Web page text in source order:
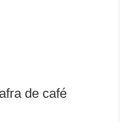
de café